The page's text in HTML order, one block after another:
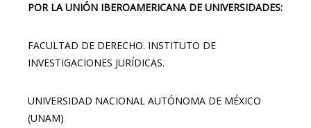
POR LA UNIÓN IBEROAMERICANA DE UNIVERSIDADES:
FACULTAD DE DERECHO. INSTITUTO DE
INVESTIGACIONES JURÍDICAS.
UNIVERSIDAD NACIONAL AUTÓNOMA DE MÉXICO
(UNAM)